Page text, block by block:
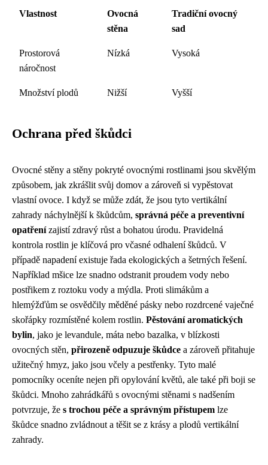
Vlastnost
Ovocná
stěna
Tradiční ovocný
sad
Prostorová
náročnost
Nízká Vysoká
Množství plodů Nižší Vyšší
Ochrana před škůdci
Ovocné stěny a stěny pokryté ovocnými rostlinami jsou skvělým
způsobem, jak zkrášlit svůj domov a zároveň si vypěstovat
vlastní ovoce. I když se může zdát, že jsou tyto vertikální
zahrady náchylnější k škůdcům, správná péče a preventivní
opatřenízajistí zdravý růst a bohatou úrodu. Pravidelná
kontrola rostlin je klíčová pro včasné odhalení škůdců. V
případě napadení existuje řada ekologických a šetrných řešení.
Například mšice lze snadno odstranit proudem vody nebo
postřikem z roztoku vody a mýdla. Proti slimákům a
hlemýžďům se osvědčily měděné pásky nebo rozdrcené vaječné
skořápky rozmístěné kolem rostlin. Pěstování aromatických
bylin, jako je levandule, máta nebo bazalka, v blízkosti
ovocných stěn, přirozeně odpuzuje škůdce a zároveň přitahuje
užitečný hmyz, jako jsou včely a pestřenky. Tyto malé
pomocníky oceníte nejen při opylování květů, ale také při boji se
škůdci. Mnoho zahrádkářů s ovocnými stěnami s nadšením
potvrzuje, že s trochou péče a správným přístupem lze
škůdce snadno zvládnout a těšit se z krásy a plodů vertikální
zahrady.